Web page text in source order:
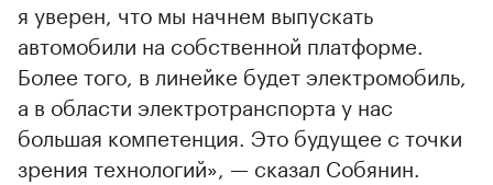
я уверен, что мы начнем выпускать
автомобили на собственной платформе.
Более того, в линейке будет электромобиль,
а в области электротранспорта у нас
большая компетенция. Это будущее с точки
зрения технологий», — сказал Собянин.